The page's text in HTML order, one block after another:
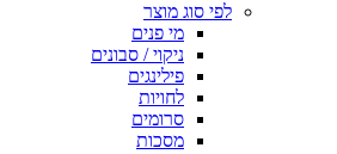
לפי סוג מוצר
מי פנים
ניקוי / סבונים
פילינגים
לחויות
סרומים
מסכות